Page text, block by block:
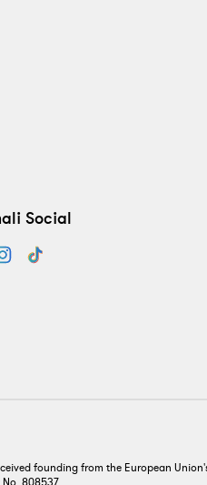
Social
founding from the European
808537